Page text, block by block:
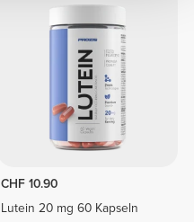
CHF 10.90
Lutein 20 mg 60 Kapseln